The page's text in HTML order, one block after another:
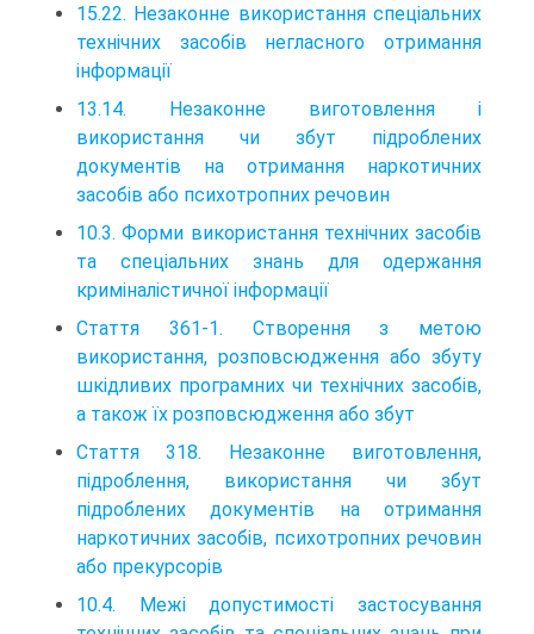
15.22. Незаконне використання спеціальних
технічних засобів негласного отримання
інформації
13.14. Незаконне виготовлення і
використання чи збут підроблених
документів на отримання наркотичних
засобів або психотропних речовин
10.3. Форми використання технічних засобів
та спеціальних знань для одержання
криміналістичної інформації
Стаття 361-1. Створення з метою
використання, розповсюдження або збуту
шкідливих програмних чи технічних засобів,
а також їх розповсюдження або збут
Стаття 318. Незаконне виготовлення,
підроблення, використання чи збут
підроблених документів на отримання
наркотичних засобів, психотропних речовин
або прекурсорів
10.4. Межі допустимості застосування